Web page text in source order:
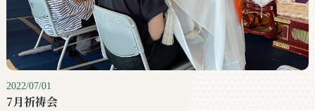
2022/07/01
7月祈祷会